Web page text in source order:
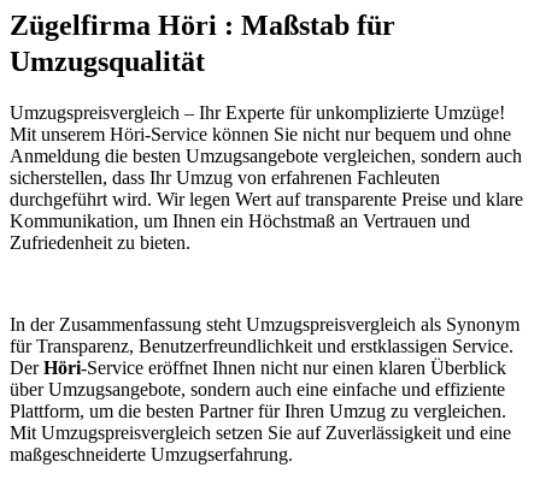
Zügelfirma Höri : Maßstab für
Umzugsqualität
Umzugspreisvergleich – Ihr Experte für unkomplizierte Umzüge!
Mit unserem Höri-Service können Sie nicht nur bequem und ohne
Anmeldung die besten Umzugsangebote vergleichen, sondern auch
sicherstellen, dass Ihr Umzug von erfahrenen Fachleuten
durchgeführt wird. Wir legen Wert auf transparente Preise und klare
Kommunikation, um Ihnen ein Höchstmaß an Vertrauen und
Zufriedenheit zu bieten.
In der Zusammenfassung steht Umzugspreisvergleich als Synonym
für Transparenz, Benutzerfreundlichkeit und erstklassigen Service.
DerHöri-Service eröffnet Ihnen nicht nur einen klaren Überblick
über Umzugsangebote, sondern auch eine einfache und effiziente
Plattform, um die besten Partner für Ihren Umzug zu vergleichen.
Mit Umzugspreisvergleich setzen Sie auf Zuverlässigkeit und eine
maßgeschneiderte Umzugserfahrung.